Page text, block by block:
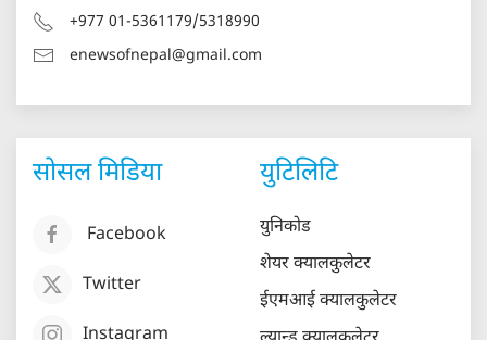
+977 01-5361179/5318990
enewsofnepal@gmail.com
सोसल मिडिया
Facebook
Twitter
Instagram
युटिलिटि
युनिकोड
शेयर क्यालकुलेटर
ईएमआई क्यालकुलेटर